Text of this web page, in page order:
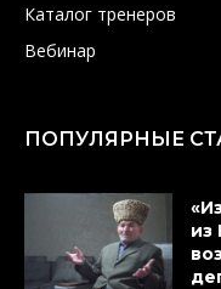
Каталог тренеров
Вебинар
ПОПУЛЯРНЫЕ
из